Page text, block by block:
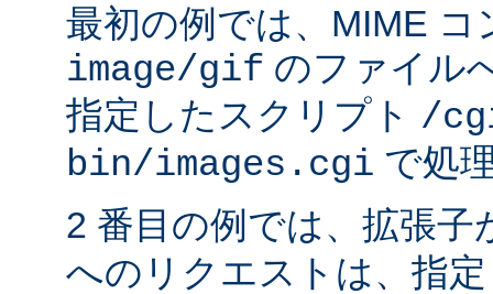
最初の例では、MIME
image/gif のファイル
指定したスクリプト /
bin/images.cgi で処
2 番目の例では、拡張子
へのリクエストは、指